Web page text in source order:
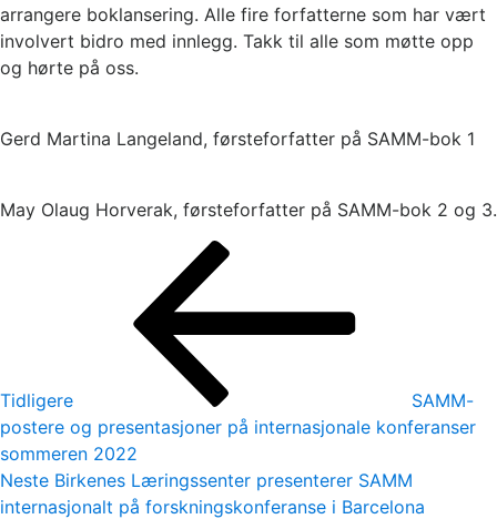
arrangere boklansering. Alle fire forfatterne som har vært
involvert bidro med innlegg. Takk til alle som møtte opp
og hørte på oss.
Gerd Martina Langeland, førsteforfatter på SAMM-bok 1
May Olaug Horverak, førsteforfatter på SAMM-bok 2 og 3.
Innleggsnavigasjon
Tidligere
SAMM-
postere og presentasjoner på internasjonale konferanser
sommeren 2022
Neste
innlegg
Neste Birkenes Læringssenter presenterer SAMM
internasjonalt på forskningskonferanse i Barcelona